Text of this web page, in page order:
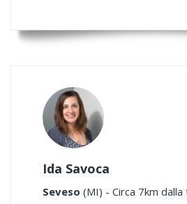
Ida Savoca
Seveso (MI) - Circa 7km